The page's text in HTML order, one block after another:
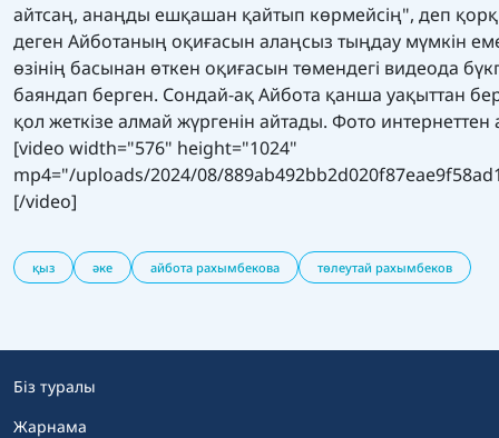
айтсаң, анаңды ешқашан қайтып көрмейсің", деп
деген Айботаның оқиғасын алаңсыз тыңдау мүмкін
өзінің басынан өткен оқиғасын төмендегі видеода
баяндап берген. Сондай-ақ Айбота қанша уақыттан
қол жеткізе алмай жүргенін айтады. Фото
[video width="576" height="1024"
mp4="/uploads/2024/08/
[/video]
қыз әке айбота рахымбекова төлеутай рахымбеков
Біз туралы
Жарнама